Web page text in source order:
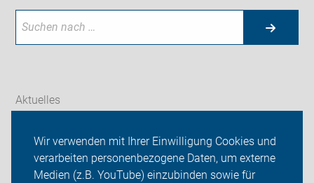
Wir verwenden mit Ihrer Einwilligung Cookies und
verarbeiten personenbezogene Daten, um externe
Medien (z.B. YouTube) einzubinden sowie für
Aktuelles
Radtouren